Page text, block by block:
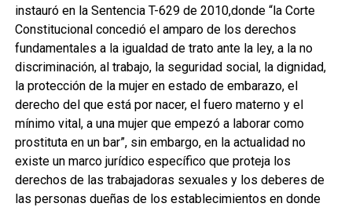
instauró en la Sentencia T-629 de 2010,donde “la Corte
Constitucional concedió el amparo de los derechos
fundamentales a la igualdad de trato ante la ley, a la no
discriminación, al trabajo, la seguridad social, la dignidad,
la protección de la mujer en estado de embarazo, el
derecho del que está por nacer, el fuero materno y el
mínimo vital, a una mujer que empezó a laborar como
prostituta en un bar”, sin embargo, en la actualidad no
existe un marco jurídico específico que proteja los
derechos de las trabajadoras sexuales y los deberes de
las personas dueñas de los establecimientos en donde